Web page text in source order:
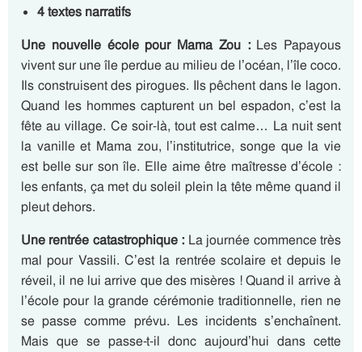
4 textes narratifs
Une nouvelle école pour Mama Zou :Les Papayous
vivent sur une île perdue au milieu de l’océan, l’île coco.
Ils construisent des pirogues. Ils pêchent dans le lagon.
Quand les hommes capturent un bel espadon, c’est la
fête au village. Ce soir-là, tout est calme… La nuit sent
la vanille et Mama zou, l’institutrice, songe que la vie
est belle sur son île. Elle aime être maîtresse d’école :
les enfants, ça met du soleil plein la tête même quand il
pleut dehors.
Une rentrée catastrophique : La journée commence très
mal pour Vassili. C’est la rentrée scolaire et depuis le
réveil, il ne lui arrive que des misères ! Quand il arrive à
l’école pour la grande cérémonie traditionnelle, rien ne
se passe comme prévu. Les incidents s’enchaînent.
Mais que se passe-t-il donc aujourd’hui dans cette